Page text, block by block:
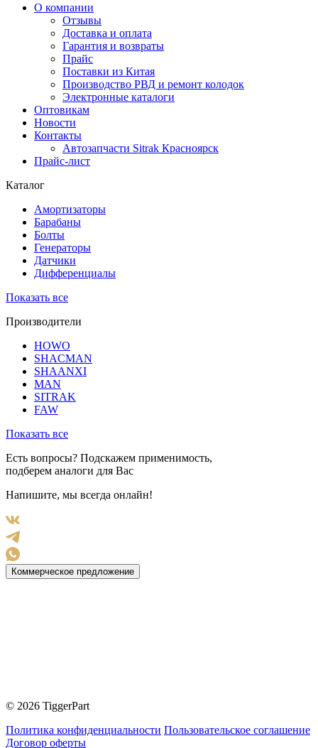
О компании
Отзывы
Доставка и оплата
Гарантия и возвраты
Прайс
Поставки из Китая
Производство РВД и ремонт колодок
Электронные каталоги
Оптовикам
Новости
Контакты
Автозапчасти Sitrak Красноярск
Прайс-лист
Каталог
Амортизаторы
Барабаны
Болты
Генераторы
Датчики
Дифференциалы
Показать все
Производители
HOWO
SHACMAN
SHAANXI
MAN
SITRAK
FAW
Показать все
Есть вопросы? Подскажем применимость,
подберем аналоги для Вас
Напишите, мы всегда онлайн!
Коммерческое предложение
© 2026 TiggerPart
Политика конфиденциальности Пользовательское соглашение
Договор оферты